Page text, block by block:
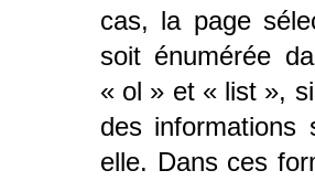
cas, la page
soit énumérée
« ol » et « list »,
des informations
elle. Dans ces